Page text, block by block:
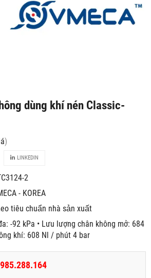
dùng khí nén Classic-
)
LINKEDIN
2
- KOREA
tiêu chuẩn nhà sản xuất
-92 kPa • Lưu lượng chân không mở: 684
khí: 608 Nl / phút 4 bar